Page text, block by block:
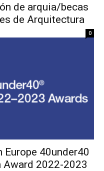
de arquia/becas
de Arquitectura
0
40under40
Award 2022-2023